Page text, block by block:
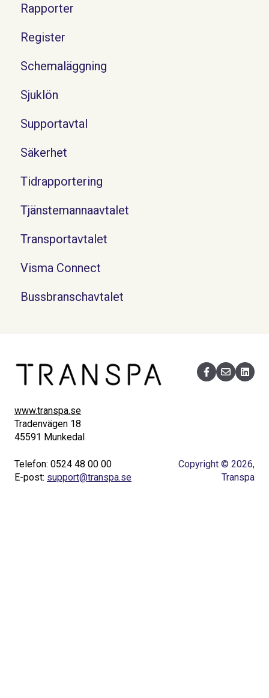
Rapporter
Register
Schemaläggning
Sjuklön
Supportavtal
Säkerhet
Tidrapportering
Tjänstemannaavtalet
Transportavtalet
Visma Connect
Bussbranschavtalet
www.transpa.se
Tradenvägen 18
45591 Munkedal
Telefon: 0524 48 00 00
E-post: support@transpa.se
Copyright © 2026,
Transpa